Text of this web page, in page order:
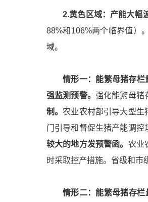
2.黄色区域：产能大幅
88%和106%两个临界值）
域。
情形一：能繁母猪存栏
强监测预警。 强化能繁母猪
制。农业农村部引导大型生
门引导和督促生猪产能调控
较大的地方发预警函。 农业
时采取控产措施。省级和市
情形二：能繁母猪存栏